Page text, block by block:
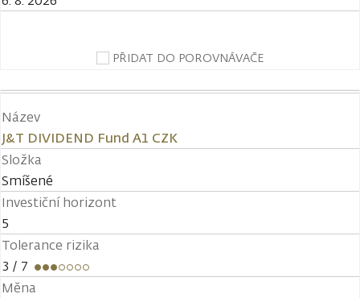
PŘIDAT DO POROVNÁVAČE
Název
J&T DIVIDEND Fund A1 CZK
Složka
Smíšené
Investiční horizont
5
Tolerance rizika
3 / 7
Měna